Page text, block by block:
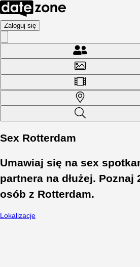
Zaloguj się
Sex Rotterdam
Umawiaj się na sex
partnera na dłużej. Poznaj
osób z Rotterdam.
Lokalizacje